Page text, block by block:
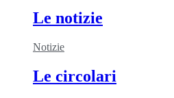
Le notizie
Notizie
Le circolari